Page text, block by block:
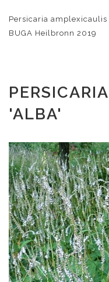
Persicaria
BUGA Heilbronn 2019
'ALBA'